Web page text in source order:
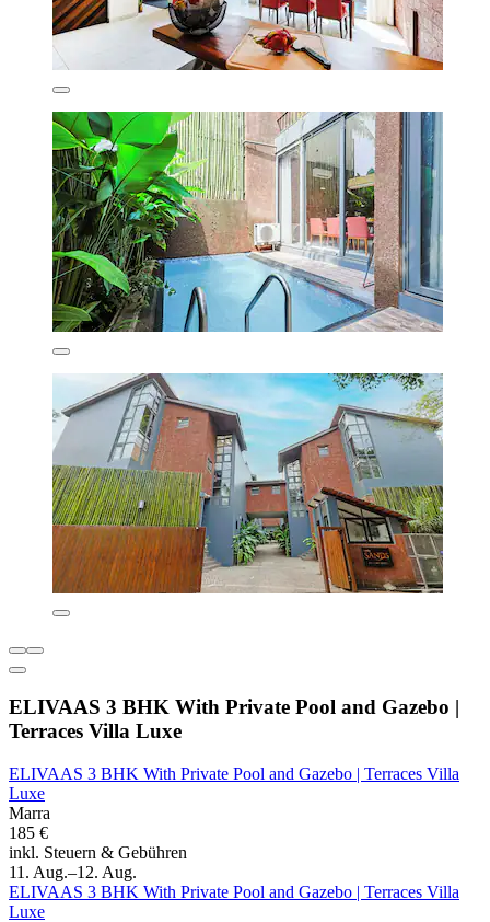
ELIVAAS 3 BHK With Private Pool and Gazebo |
Terraces Villa Luxe
ELIVAAS 3 BHK With Private Pool and Gazebo | Terraces Villa
Luxe
Marra
185 €
inkl. Steuern & Gebühren
11. Aug.–12. Aug.
ELIVAAS 3 BHK With Private Pool and Gazebo | Terraces Villa
Luxe